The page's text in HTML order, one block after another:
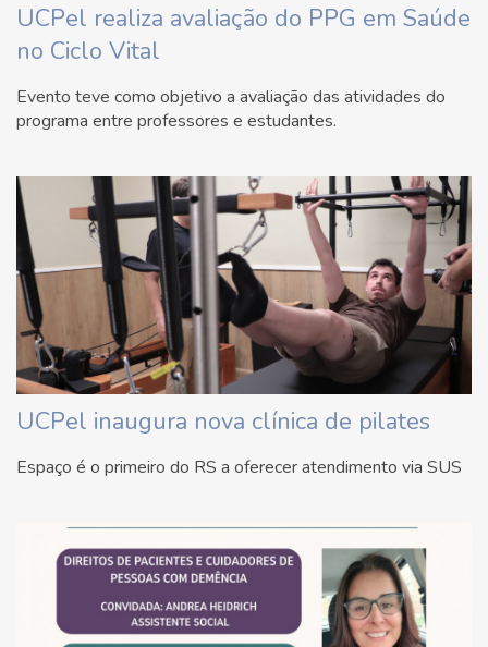
UCPel realiza avaliação do PPG em Saúde
no Ciclo Vital
Evento teve como objetivo a avaliação das atividades do
programa entre professores e estudantes.
UCPel inaugura nova clínica de pilates
Espaço é o primeiro do RS a oferecer atendimento via SUS